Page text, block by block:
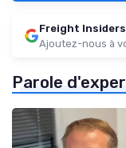
Freight Insiders
Ajoutez-nous à
Parole